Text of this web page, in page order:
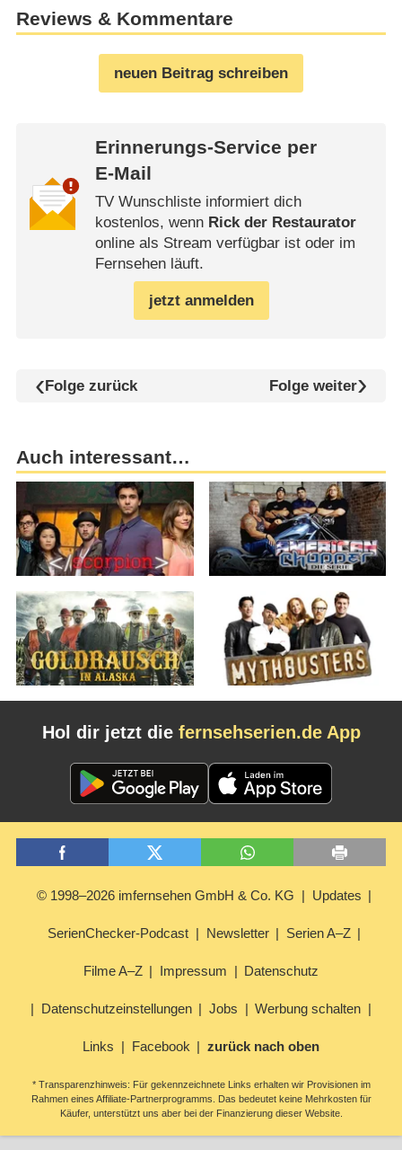
Reviews & Kommentare
neuen Beitrag schreiben
Erinnerungs-Service per
E-Mail
TV Wunschliste informiert dich
kostenlos, wenn Rick der Restaurator
online als Stream verfügbar ist oder im
Fernsehen läuft.
jetzt anmelden
Folge zurück Folge weiter
Auch interessant…
Hol dir jetzt die fernsehserien.de App
© 1998–2026 imfernsehen GmbH & Co. KG Updates
SerienChecker-Podcast Newsletter Serien A–Z
Filme A–Z Impressum Datenschutz
Datenschutzeinstellungen Jobs Werbung schalten
Links Facebook zurück nach oben
* Transparenzhinweis: Für gekennzeichnete Links erhalten wir Provisionen im
Rahmen eines Affiliate-Partnerprogramms. Das bedeutet keine Mehrkosten für
Käufer, unterstützt uns aber bei der Finanzierung dieser Website.